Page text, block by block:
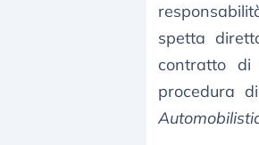
spetta
contratto di
procedura